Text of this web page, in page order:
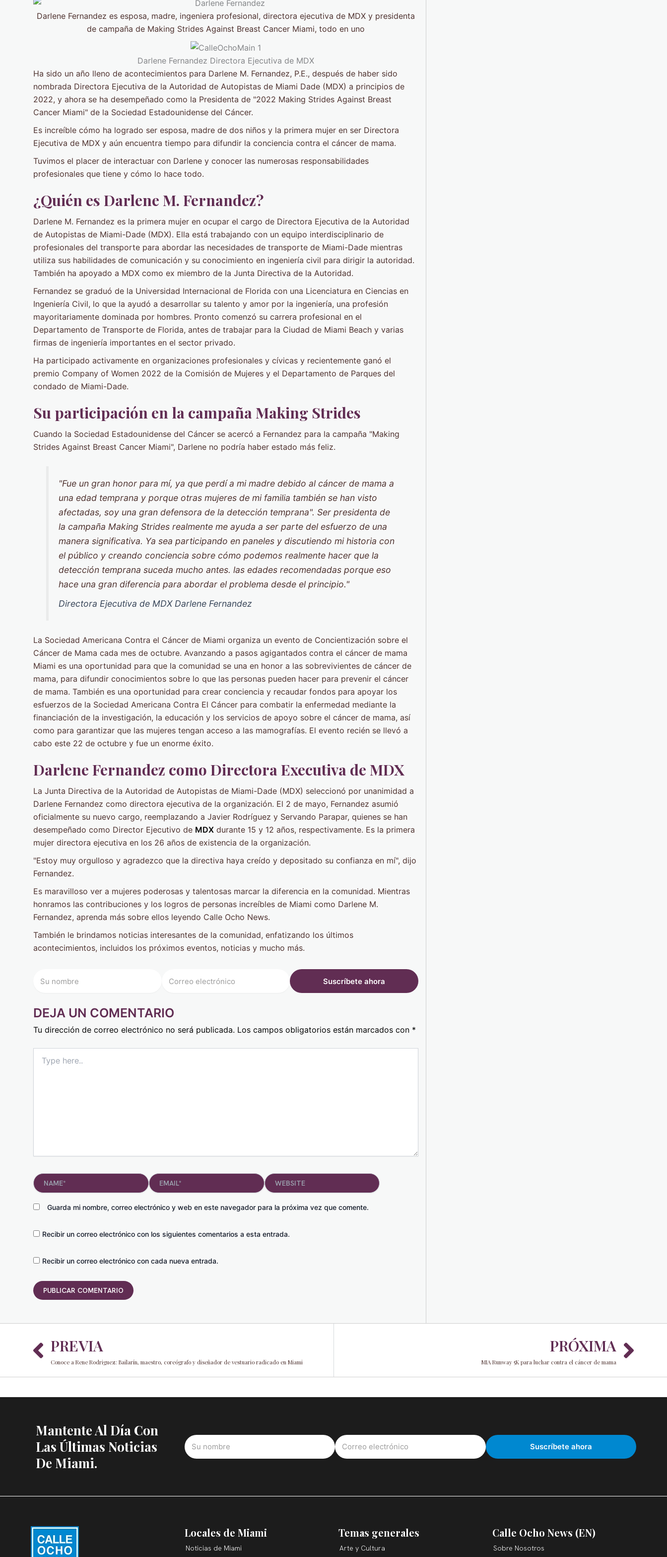
Darlene Fernandez es esposa, madre, ingeniera profesional, directora ejecutiva de MDX y presidenta
de campaña de Making Strides Against Breast Cancer Miami, todo en uno
Darlene Fernandez Directora Ejecutiva de MDX
Ha sido un año lleno de acontecimientos para Darlene M. Fernandez, P.E., después de haber sido
nombrada Directora Ejecutiva de la Autoridad de Autopistas de Miami Dade (MDX) a principios de
2022, y ahora se ha desempeñado como la Presidenta de "2022 Making Strides Against Breast
Cancer Miami" de la Sociedad Estadounidense del Cáncer.
Es increíble cómo ha logrado ser esposa, madre de dos niños y la primera mujer en ser Directora
Ejecutiva de MDX y aún encuentra tiempo para difundir la conciencia contra el cáncer de mama.
Tuvimos el placer de interactuar con Darlene y conocer las numerosas responsabilidades
profesionales que tiene y cómo lo hace todo.
¿Quién es Darlene M. Fernandez?
Darlene M. Fernandez es la primera mujer en ocupar el cargo de Directora Ejecutiva de la Autoridad
de Autopistas de Miami-Dade (MDX). Ella está trabajando con un equipo interdisciplinario de
profesionales del transporte para abordar las necesidades de transporte de Miami-Dade mientras
utiliza sus habilidades de comunicación y su conocimiento en ingeniería civil para dirigir la autoridad.
También ha apoyado a MDX como ex miembro de la Junta Directiva de la Autoridad.
Fernandez se graduó de la Universidad Internacional de Florida con una Licenciatura en Ciencias en
Ingeniería Civil, lo que la ayudó a desarrollar su talento y amor por la ingeniería, una profesión
mayoritariamente dominada por hombres. Pronto comenzó su carrera profesional en el
Departamento de Transporte de Florida, antes de trabajar para la Ciudad de Miami Beach y varias
firmas de ingeniería importantes en el sector privado.
Ha participado activamente en organizaciones profesionales y cívicas y recientemente ganó el
premio Company of Women 2022 de la Comisión de Mujeres y el Departamento de Parques del
condado de Miami-Dade.
Su participación en la campaña Making Strides
Cuando la Sociedad Estadounidense del Cáncer se acercó a Fernandez para la campaña "Making
Strides Against Breast Cancer Miami", Darlene no podría haber estado más feliz.
"Fue un gran honor para mí, ya que perdí a mi madre debido al cáncer de mama a
una edad temprana y porque otras mujeres de mi familia también se han visto
afectadas, soy una gran defensora de la detección temprana". Ser presidenta de
la campaña Making Strides realmente me ayuda a ser parte del esfuerzo de una
manera significativa. Ya sea participando en paneles y discutiendo mi historia con
el público y creando conciencia sobre cómo podemos realmente hacer que la
detección temprana suceda mucho antes. las edades recomendadas porque eso
hace una gran diferencia para abordar el problema desde el principio."
Directora Ejecutiva de MDX Darlene Fernandez
La Sociedad Americana Contra el Cáncer de Miami organiza un evento de Concientización sobre el
Cáncer de Mama cada mes de octubre. Avanzando a pasos agigantados contra el cáncer de mama
Miami es una oportunidad para que la comunidad se una en honor a las sobrevivientes de cáncer de
mama, para difundir conocimientos sobre lo que las personas pueden hacer para prevenir el cáncer
de mama. También es una oportunidad para crear conciencia y recaudar fondos para apoyar los
esfuerzos de la Sociedad Americana Contra El Cáncer para combatir la enfermedad mediante la
financiación de la investigación, la educación y los servicios de apoyo sobre el cáncer de mama, así
como para garantizar que las mujeres tengan acceso a las mamografías. El evento recién se llevó a
cabo este 22 de octubre y fue un enorme éxito.
Darlene Fernandez como Directora Executiva de MDX
La Junta Directiva de la Autoridad de Autopistas de Miami-Dade (MDX) seleccionó por unanimidad a
Darlene Fernandez como directora ejecutiva de la organización. El 2 de mayo, Fernandez asumió
oficialmente su nuevo cargo, reemplazando a Javier Rodríguez y Servando Parapar, quienes se han
desempeñado como Director Ejecutivo de MDX durante 15 y 12 años, respectivamente. Es la primera
mujer directora ejecutiva en los 26 años de existencia de la organización.
"Estoy muy orgulloso y agradezco que la directiva haya creído y depositado su confianza en mí", dijo
Fernandez.
Es maravilloso ver a mujeres poderosas y talentosas marcar la diferencia en la comunidad. Mientras
honramos las contribuciones y los logros de personas increíbles de Miami como Darlene M.
Fernandez, aprenda más sobre ellos leyendo Calle Ocho News.
También le brindamos noticias interesantes de la comunidad, enfatizando los últimos
acontecimientos, incluidos los próximos eventos, noticias y mucho más.
DEJA UN COMENTARIO
Tu dirección de correo electrónico no será publicada. Los campos obligatorios están marcados con *
here..
Name* Email*
Guarda mi nombre, correo electrónico y web en este navegador para la próxima vez que comente.
Website
Recibir un correo electrónico con los siguientes comentarios a esta entrada.
Recibir un correo electrónico con cada nueva entrada.
Prev
PREVIA
Conoce a Rene Rodriguez: Bailarín, maestro, coreógrafo y diseñador de vestuario radicado en Miami
PRÓXIMA
MIA Runway 5K para luchar contra el cáncer de mama
Mantente Al Día Con
Las Últimas Noticias
De Miami.
Locales de Miami
Noticias de Miami
Temas generales
Arte y Cultura
Calle Ocho News (EN)
Sobre Nosotros